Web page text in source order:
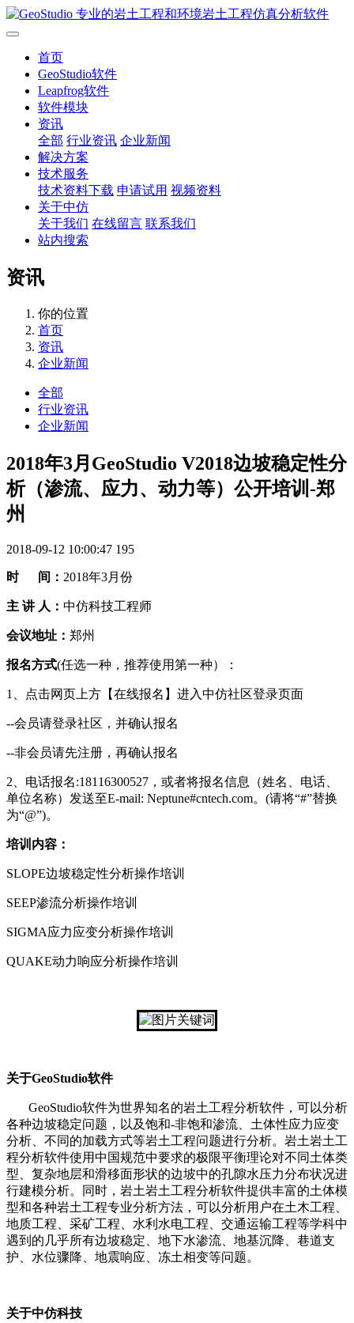
首页
GeoStudio软件
Leapfrog软件
软件模块
资讯
全部 行业资讯 企业新闻
解决方案
技术服务
技术资料下载 申请试用 视频资料
关于中仿
关于我们 在线留言 联系我们
站内搜索
资讯
你的位置
首页
资讯
企业新闻
全部
行业资讯
企业新闻
2018年3月GeoStudio V2018边坡稳定性分
析（渗流、应力、动力等）公开培训-郑
州
2018-09-12 10:00:47 195
时 间： 2018年3月份
主 讲 人： 中仿科技工程师
会议地址： 郑州
报名方式(任选一种，推荐使用第一种）：
1、点击网页上方【在线报名】进入中仿社区登录页面
--会员请登录社区，并确认报名
--非会员请先注册，再确认报名
2、电话报名:18116300527，或者将报名信息（姓名、电话、
单位名称）发送至E-mail: Neptune#cntech.com。(请将“#”替换
为“@”)。
培训内容：
SLOPE边坡稳定性分析操作培训
SEEP渗流分析操作培训
SIGMA应力应变分析操作培训
QUAKE动力响应分析操作培训
关于GeoStudio软件
GeoStudio软件为世界知名的岩土工程分析软件，可以分析
各种边坡稳定问题，以及饱和-非饱和渗流、土体性应力应变
分析、不同的加载方式等岩土工程问题进行分析。岩土岩土工
程分析软件使用中国规范中要求的极限平衡理论对不同土体类
型、复杂地层和滑移面形状的边坡中的孔隙水压力分布状况进
行建模分析。同时，岩土岩土工程分析软件提供丰富的土体模
型和各种岩土工程专业分析方法，可以分析用户在土木工程、
地质工程、采矿工程、水利水电工程、交通运输工程等学科中
遇到的几乎所有边坡稳定、地下水渗流、地基沉降、巷道支
护、水位骤降、地震响应、冻土相变等问题。
关于中仿科技